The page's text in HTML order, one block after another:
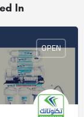
In
OPEN